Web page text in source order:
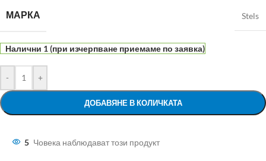
МАРКА Stels
Налични 1 (при изчерпване приемаме по заявка)
- +
ДОБАВЯНЕ В КОЛИЧКАТА
5 Човека наблюдават този продукт